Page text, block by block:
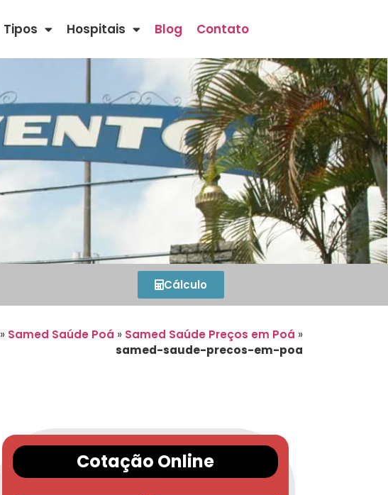
Tipos Hospitais Blog Contato
Cálculo
» Samed Saúde Poá » Samed Saúde Preços em Poá »
samed-saude-precos-em-poa
Cotação Online